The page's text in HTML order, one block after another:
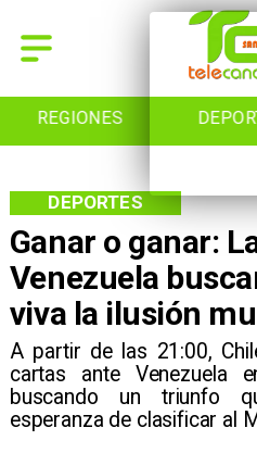
REGIONES
Ganar o ganar:
Venezuela
viva la ilusión
A partir de las 21:00,
cartas ante Venezuela
buscando un triunfo
esperanza de clasificar al
DEPORTES